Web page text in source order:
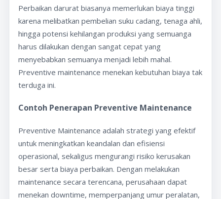
Perbaikan darurat biasanya memerlukan biaya tinggi
karena melibatkan pembelian suku cadang, tenaga ahli,
hingga potensi kehilangan produksi yang semuanga
harus dilakukan dengan sangat cepat yang
menyebabkan semuanya menjadi lebih mahal.
Preventive maintenance menekan kebutuhan biaya tak
terduga ini.
Contoh Penerapan Preventive Maintenance
Preventive Maintenance adalah strategi yang efektif
untuk meningkatkan keandalan dan efisiensi
operasional, sekaligus mengurangi risiko kerusakan
besar serta biaya perbaikan. Dengan melakukan
maintenance secara terencana, perusahaan dapat
menekan downtime, memperpanjang umur peralatan,